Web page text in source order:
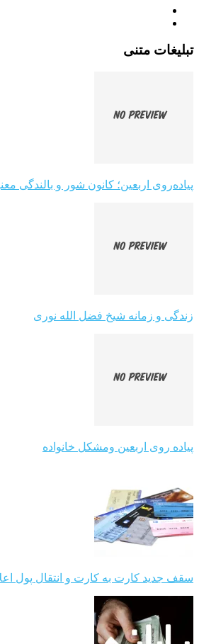
تبلیغات متنی
پیاده‌روی اربعین؛ کانون شور و بالندگی
زندگی و زمانه شیخ فضل الله نوری
پیاده روی اربعین ومشکل خانواده
سقف جدید کارت به کارت و انتقال پول